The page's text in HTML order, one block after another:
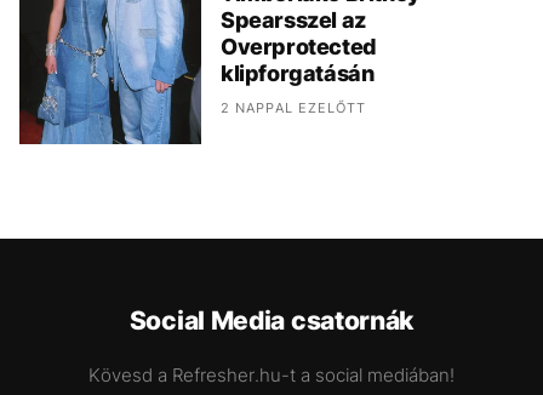
Spearsszel az
Overprotected
klipforgatásán
2 NAPPAL EZELŐTT
Social Media csatornák
Kövesd a Refresher.hu-t a social mediában!